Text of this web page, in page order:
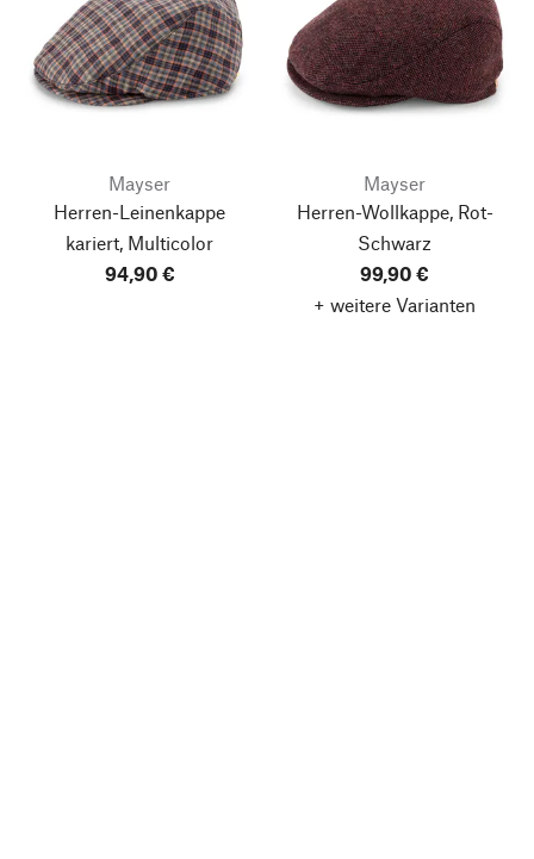
Mayser
Herren-Leinenkappe
kariert, Multicolor
94,90 €
Mayser
Herren-Wollkappe, Rot-
Schwarz
99,90 €
+ weitere Varianten